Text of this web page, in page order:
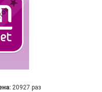
20927 раз